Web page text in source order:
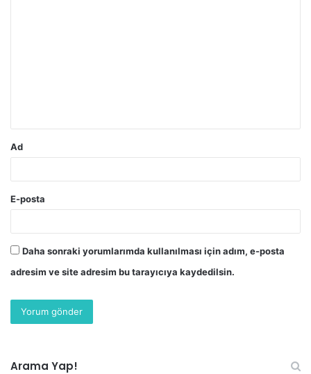
Ad
E-posta
Daha sonraki yorumlarımda kullanılması için adım, e-posta
adresim ve site adresim bu tarayıcıya kaydedilsin.
Arama Yap!